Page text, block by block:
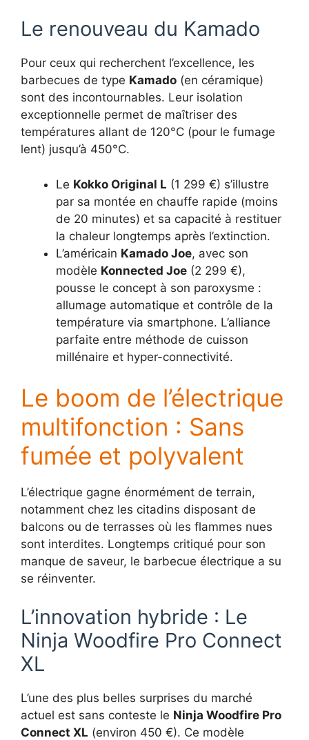
Le renouveau du Kamado
Pour ceux qui recherchent l’excellence, les
barbecues de type Kamado (en céramique)
sont des incontournables. Leur isolation
exceptionnelle permet de maîtriser des
températures allant de 120°C (pour le fumage
lent) jusqu’à 450°C.
Le Kokko Original L (1 299 €) s’illustre
par sa montée en chauffe rapide (moins
de 20 minutes) et sa capacité à restituer
la chaleur longtemps après l’extinction.
L’américain Kamado Joe, avec son
modèle Konnected Joe (2 299 €),
pousse le concept à son paroxysme :
allumage automatique et contrôle de la
température via smartphone. L’alliance
parfaite entre méthode de cuisson
millénaire et hyper-connectivité.
Le boom de l’électrique
multifonction : Sans
fumée et polyvalent
L’électrique gagne énormément de terrain,
notamment chez les citadins disposant de
balcons ou de terrasses où les flammes nues
sont interdites. Longtemps critiqué pour son
manque de saveur, le barbecue électrique a su
se réinventer.
L’innovation hybride : Le
Ninja Woodfire Pro Connect
XL
L’une des plus belles surprises du marché
actuel est sans conteste le Ninja Woodfire Pro
Connect XL (environ 450 €). Ce modèle